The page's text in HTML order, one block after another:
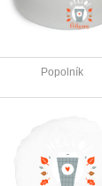
Popolník